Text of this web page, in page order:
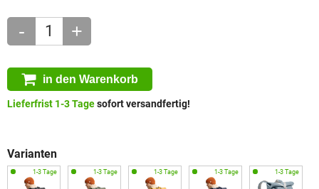
- +
in den Warenkorb
Lieferfrist 1-3 Tagesofort versandfertig!
Varianten